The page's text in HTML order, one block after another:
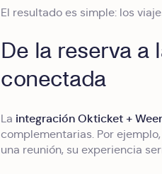
El resultado es simple: los
De la reserva a
conectada
La integración Okticket +
complementarias. Por
una reunión, su experiencia